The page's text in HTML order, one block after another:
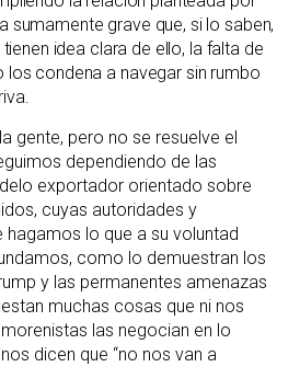
sumamente grave que, si lo saben,
idea clara de ello, la falta de
condena a navegar sin rumbo
gente, pero no se resuelve el
dependiendo de las
exportador orientado sobre
cuyas autoridades y
hagamos lo que a su voluntad
como lo demuestran los
y las permanentes amenazas
muchas cosas que ni nos
las negocian en lo
dicen que “no nos van a